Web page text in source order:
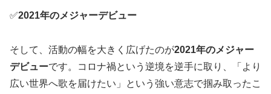
✅2021年のメジャーデビュー
そして、活動の幅を大きく広げたのが2021年のメジャー
デビューです。コロナ禍という逆境を逆手に取り、「より
広い世界へ歌を届けたい」という強い意志で掴み取ったこ